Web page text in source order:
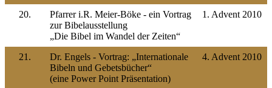
20.
Pfarrer i.R. Meier-Böke - ein Vortrag
zur Bibelausstellung
„Die Bibel im Wandel der Zeiten“
1. Advent 2010
21.
Dr. Engels - Vortrag: „Internationale
Bibeln und Gebetsbücher“
(eine Power Point Präsentation)
4. Advent 2010